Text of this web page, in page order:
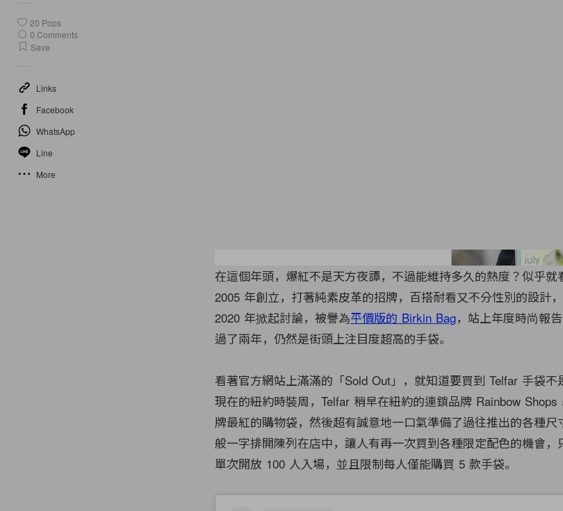
20 Pops
0 Comments
Save
Links
Facebook
WhatsApp
Line
More
在這個年頭，爆紅不是天方夜譚，不過能維持多久的熱度？似乎就
2005 年創立，打著純素皮革的招牌，百搭耐看又不分性別的設計
2020 年掀起討論，被譽為平價版的 Birkin Bag，站上年度時尚報
過了兩年，仍然是街頭上注目度超高的手袋。
看著官方網站上滿滿的「Sold Out」，就知道要買到 Telfar 手袋不
現在的紐約時裝周，Telfar 稍早在紐約的連鎖品牌 Rainbow Shops
牌最紅的購物袋，然後超有誠意地一口氣準備了過往推出的各種
般一字排開陳列在店中，讓人有再一次買到各種限定配色的機會，
單次開放 100 人入場，並且限制每人僅能購買 5 款手袋。